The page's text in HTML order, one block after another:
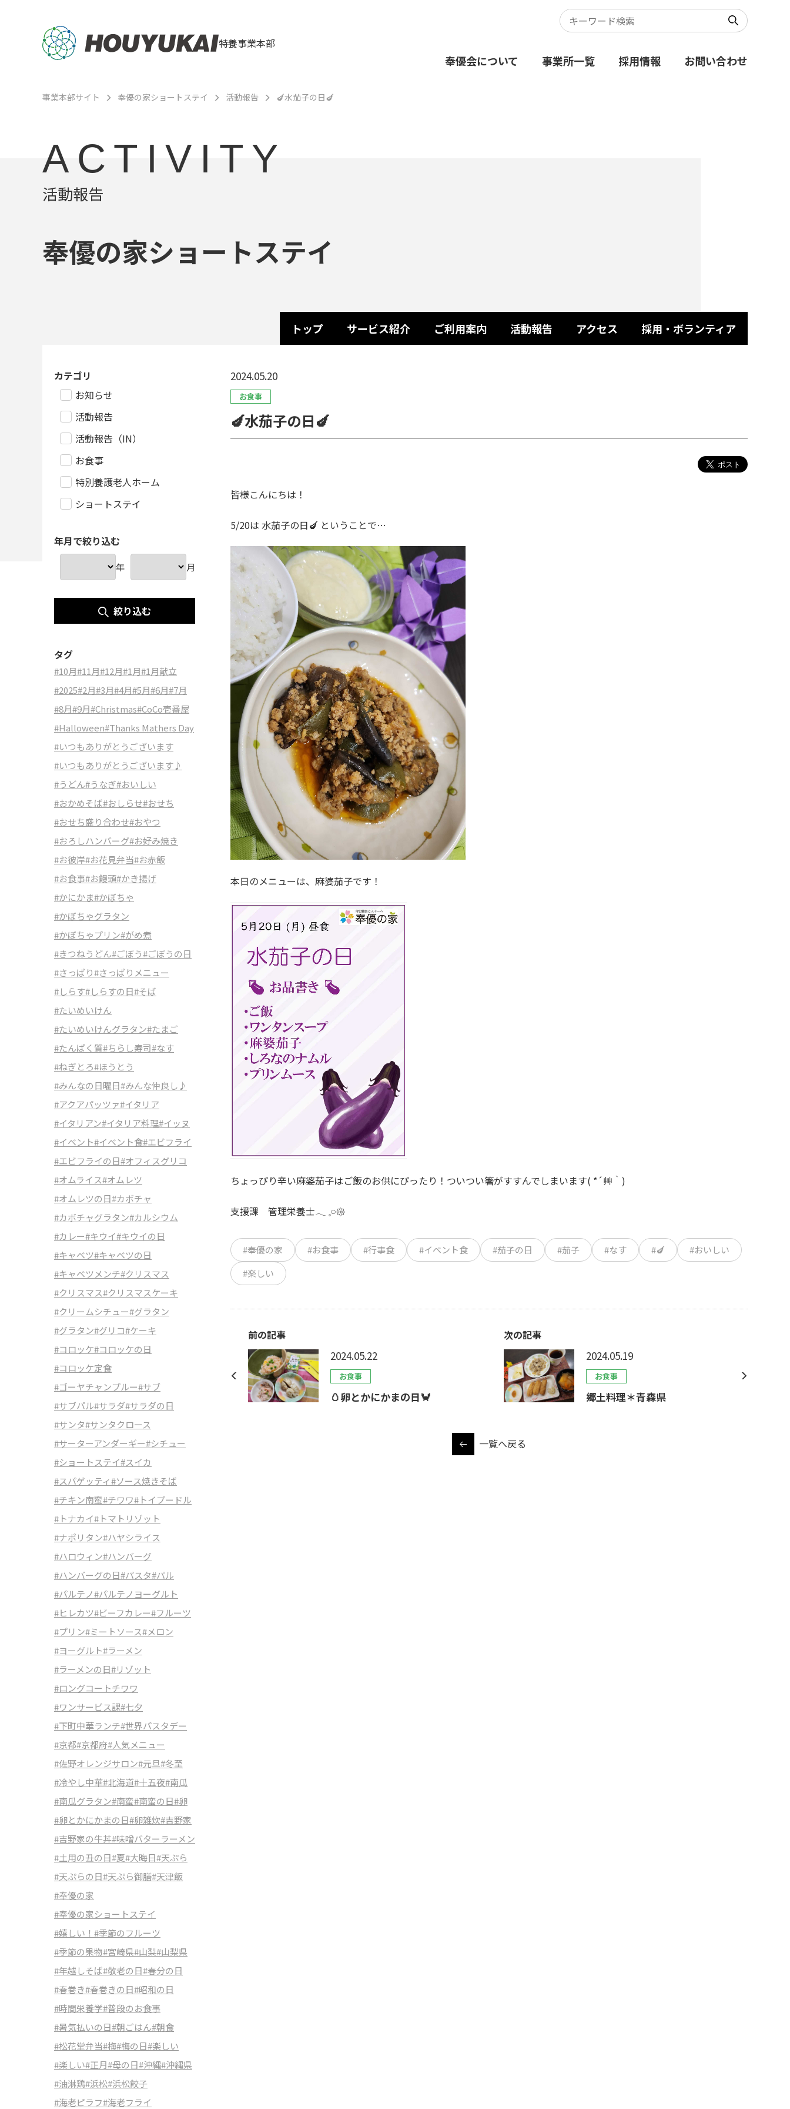
特養事業本部
奉優会について 事業所一覧 採用情報 お問い合わせ
事業本部サイト 奉優の家ショートステイ 活動報告 🍆水茄子の日🍆
ACTIVITY
活動報告
奉優の家ショートステイ
トップ サービス紹介 ご利用案内 活動報告 アクセス 採用・ボランティア
2024.05.20
お食事
🍆水茄子の日🍆
皆様こんにちは！
5/20は 水茄子の日🍆 ということで…
本日のメニューは、麻婆茄子です！
ちょっぴり辛い麻婆茄子はご飯のお供にぴったり！ついつい箸がすすんでしまいます( *´艸｀)
支援課 管理栄養士𓂃 𓈒𓏸𑁍
#奉優の家 #お食事 #行事食 #イベント食 #茄子の日 #茄子 #なす #🍆
#おいしい
#楽しい
前の記事
2024.05.22
お食事
🥚卵とかにかまの日🦀
次の記事
2024.05.19
お食事
郷土料理＊青森県
一覧へ戻る
カテゴリ
お知らせ
活動報告
活動報告（IN）
お食事
特別養護老人ホーム
ショートステイ
年月で絞り込む
年 月
絞り込む
タグ
#10月#11月#12月#1月#1月献立
#2025#2月#3月#4月#5月#6月#7月
#8月#9月#Christmas#CoCo壱番屋
#Halloween#Thanks Mathers Day
#いつもありがとうございます
#いつもありがとうございます♪
#うどん#うなぎ#おいしい
#おかめそば#おしらせ#おせち
#おせち盛り合わせ#おやつ
#おろしハンバーグ#お好み焼き
#お彼岸#お花見弁当#お赤飯
#お食事#お饅頭#かき揚げ
#かにかま#かぼちゃ
#かぼちゃグラタン
#かぼちゃプリン#がめ煮
#きつねうどん#ごぼう#ごぼうの日
#さっぱり#さっぱりメニュー
#しらす#しらすの日#そば
#たいめいけん
#たいめいけんグラタン#たまご
#たんぱく質#ちらし寿司#なす
#ねぎとろ#ほうとう
#みんなの日曜日#みんな仲良し♪
#アクアパッツァ#イタリア
#イタリアン#イタリア料理#イッヌ
#イベント#イベント食#エビフライ
#エビフライの日#オフィスグリコ
#オムライス#オムレツ
#オムレツの日#カボチャ
#カボチャグラタン#カルシウム
#カレー#キウイ#キウイの日
#キャベツ#キャベツの日
#キャベツメンチ#クリスマス
#クリスマス#クリスマスケーキ
#クリームシチュー#グラタン
#グラタン#グリコ#ケーキ
#コロッケ#コロッケの日
#コロッケ定食
#ゴーヤチャンプルー#サブ
#サブパル#サラダ#サラダの日
#サンタ#サンタクロース
#サーターアンダーギー#シチュー
#ショートステイ#スイカ
#スパゲッティ#ソース焼きそば
#チキン南蛮#チワワ#トイプードル
#トナカイ#トマトリゾット
#ナポリタン#ハヤシライス
#ハロウィン#ハンバーグ
#ハンバーグの日#パスタ#パル
#パルテノ#パルテノヨーグルト
#ヒレカツ#ビーフカレー#フルーツ
#プリン#ミートソース#メロン
#ヨーグルト#ラーメン
#ラーメンの日#リゾット
#ロングコートチワワ
#ワンサービス課#七夕
#下町中華ランチ#世界パスタデー
#京都#京都府#人気メニュー
#佐野オレンジサロン#元旦#冬至
#冷やし中華#北海道#十五夜#南瓜
#南瓜グラタン#南蛮#南蛮の日#卵
#卵とかにかまの日#卵雑炊#吉野家
#吉野家の牛丼#味噌バターラーメン
#土用の丑の日#夏#大晦日#天ぷら
#天ぷらの日#天ぷら御膳#天津飯
#奉優の家
#奉優の家ショートステイ
#嬉しい！ #季節のフルーツ
#季節の果物#宮崎県#山梨#山梨県
#年越しそば#敬老の日#春分の日
#春巻き#春巻きの日#昭和の日
#時間栄養学#普段のお食事
#暑気払いの日#朝ごはん#朝食
#松花堂弁当#梅#梅の日#楽しい
#楽しい#正月#母の日#沖縄#沖縄県
#油淋鶏#浜松#浜松餃子
#海老ピラフ#海老フライ